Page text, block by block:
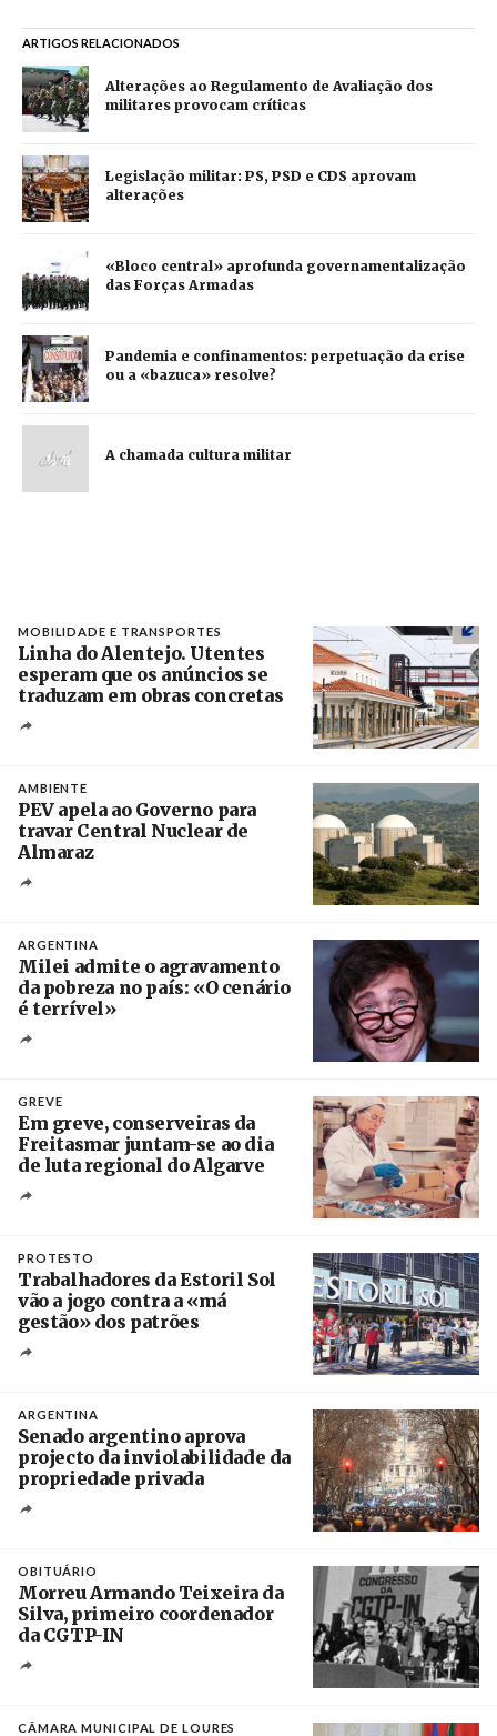
ARTIGOS RELACIONADOS
Alterações ao Regulamento de Avaliação dos
militares provocam críticas
Legislação militar: PS, PSD e CDS aprovam
alterações
«Bloco central» aprofunda governamentalização
das Forças Armadas
Pandemia e confinamentos: perpetuação da crise
ou a «bazuca» resolve?
A chamada cultura militar
MOBILIDADE E TRANSPORTES
Linha do Alentejo. Utentes
esperam que os anúncios se
traduzam em obras concretas
AMBIENTE
PEV apela ao Governo para
travar Central Nuclear de
Almaraz
ARGENTINA
Milei admite o agravamento
da pobreza no país: «O cenário
é terrível»
GREVE
Em greve, conserveiras da
Freitasmar juntam-se ao dia
de luta regional do Algarve
PROTESTO
Trabalhadores da Estoril Sol
vão a jogo contra a «má
gestão» dos patrões
ARGENTINA
Senado argentino aprova
projecto da inviolabilidade da
propriedade privada
OBITUÁRIO
Morreu Armando Teixeira da
Silva, primeiro coordenador
da CGTP-IN
CÂMARA MUNICIPAL DE LOURES